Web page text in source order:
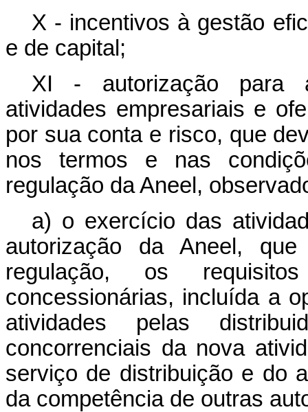
X - incentivos à gestão
e de capital;
XI - autorização para
atividades empresariais e
por sua conta e risco, que
nos termos e nas
regulação da Aneel,
a) o exercício das
autorização da Aneel,
regulação, os
concessionárias, incluída a
atividades pelas
concorrenciais da nova
serviço de distribuição e do
da competência de outras